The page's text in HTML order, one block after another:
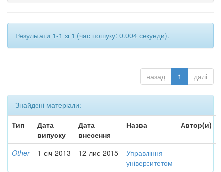
Результати 1-1 зі 1 (час пошуку: 0.004 секунди).
назад 1 далі
Знайдені матеріали:
Тип
Дата
випуску
Дата
внесення
Назва Автор(и)
Other 1-січ-2013 12-лис-2015
Управління
університетом
-